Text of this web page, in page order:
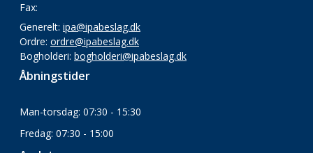
Fax:
Generelt: ipa@ipabeslag.dk
Ordre: ordre@ipabeslag.dk
Bogholderi: bogholderi@ipabeslag.dk
Åbningstider
Man-torsdag: 07:30 - 15:30
Fredag: 07:30 - 15:00